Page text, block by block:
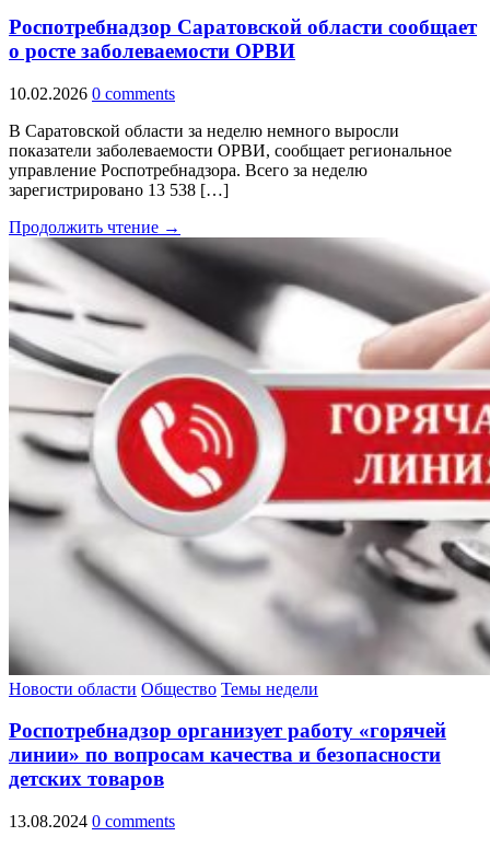
Роспотребнадзор Саратовской области сообщает
о росте заболеваемости ОРВИ
10.02.2026 0 comments
В Саратовской области за неделю немного выросли
показатели заболеваемости ОРВИ, сообщает региональное
управление Роспотребнадзора. Всего за неделю
зарегистрировано 13 538 […]
Продолжить чтение →
Новости области Общество Темы недели
Роспотребнадзор организует работу «горячей
линии» по вопросам качества и безопасности
детских товаров
13.08.2024 0 comments